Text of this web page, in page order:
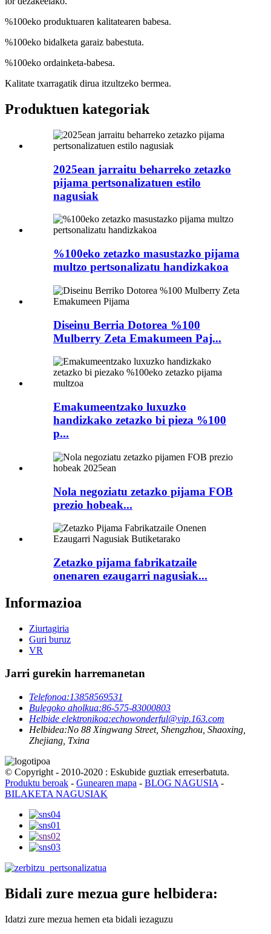
%100eko produktuaren kalitatearen babesa.
%100eko bidalketa garaiz babestuta.
%100eko ordainketa-babesa.
Kalitate txarragatik dirua itzultzeko bermea.
Produktuen kategoriak
2025ean jarraitu beharreko zetazko
pijama pertsonalizatuen estilo
nagusiak
%100eko zetazko masustazko pijama
multzo pertsonalizatu handizkakoa
Diseinu Berria Dotorea %100
Mulberry Zeta Emakumeen Paj...
Emakumeentzako luxuzko
handizkako zetazko bi pieza %100
p...
Nola negoziatu zetazko pijama FOB
prezio hobeak...
Zetazko pijama fabrikatzaile
onenaren ezaugarri nagusiak...
Informazioa
Ziurtagiria
Guri buruz
VR
Jarri gurekin harremanetan
Telefonoa:13858569531
Bulegoko aholkua:86-575-83000803
Helbide elektronikoa:echowonderful@vip.163.com
Helbidea:No 88 Xingwang Street, Shengzhou, Shaoxing,
Zhejiang, Txina
© Copyright - 2010-2020 : Eskubide guztiak erreserbatuta.
Produktu beroak - Gunearen mapa - BLOG NAGUSIA -
BILAKETA NAGUSIAK
Bidali zure mezua gure helbidera:
Idatzi zure mezua hemen eta bidali iezaguzu